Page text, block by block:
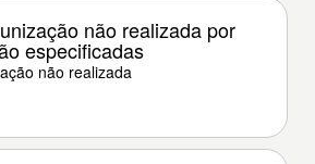
não realizada por
especificadas
não realizada